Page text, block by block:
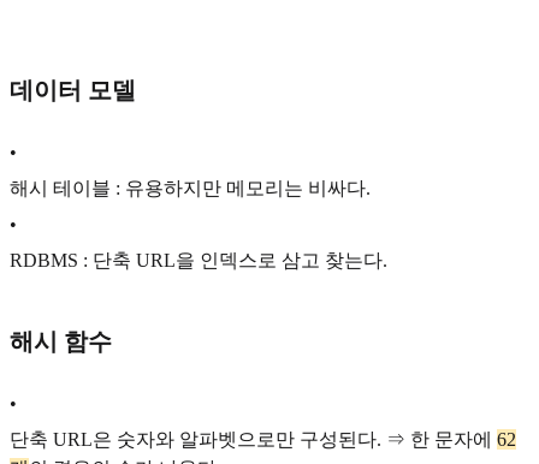
데이터 모델
•
해시 테이블 : 유용하지만 메모리는 비싸다.
•
RDBMS : 단축 URL을 인덱스로 삼고 찾는다.
해시 함수
•
단축 URL은 숫자와 알파벳으로만 구성된다. ⇒ 한 문자에 62